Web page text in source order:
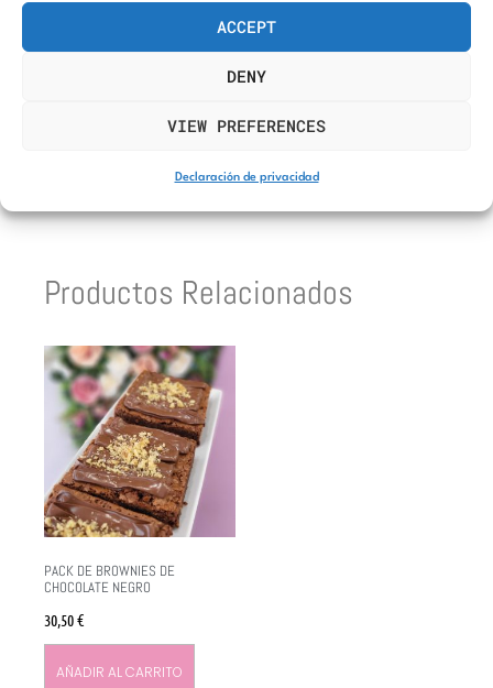
ACCEPT
DENY
VIEW PREFERENCES
Declaración de privacidad
Hecho a mano
Productos Relacionados
PACK DE BROWNIES DE
CHOCOLATE NEGRO
30,50€
AÑADIR AL CARRITO